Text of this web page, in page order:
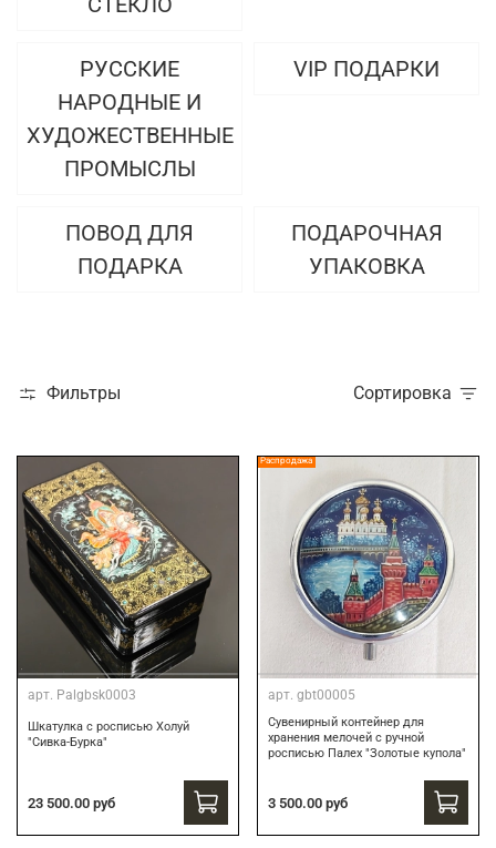
РУССКИЕ
НАРОДНЫЕ И
ХУДОЖЕСТВЕННЫЕ
ПРОМЫСЛЫ
VIP ПОДАРКИ
ПОВОД ДЛЯ
ПОДАРКА
ПОДАРОЧНАЯ
УПАКОВКА
Фильтры Сортировка
арт. Palgbsk0003
Шкатулка с росписью Холуй
"Сивка-Бурка"
23 500.00 руб
Распродажа
арт. gbt00005
Сувенирный контейнер для
хранения мелочей с ручной
росписью Палех "Золотые купола"
3 500.00 руб